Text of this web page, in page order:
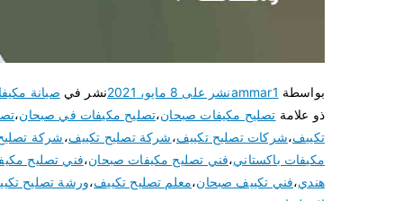
بواسطة ammar1نشر على 8 مايو، 2021 نشر في صيانة
ذو علامة تصليح مكيفات صبحان،تصليح مكيفات في صبحان،
تكييف،شركات تصليح تكييف،شركة تصليح تكييف،شركة
مكيفات باكستاني،فني تصليح مكيفات صبحان،فني تصليح
هندي،فني تكييف صبحان،معلم تصليح تكييف،ورشة تصليح